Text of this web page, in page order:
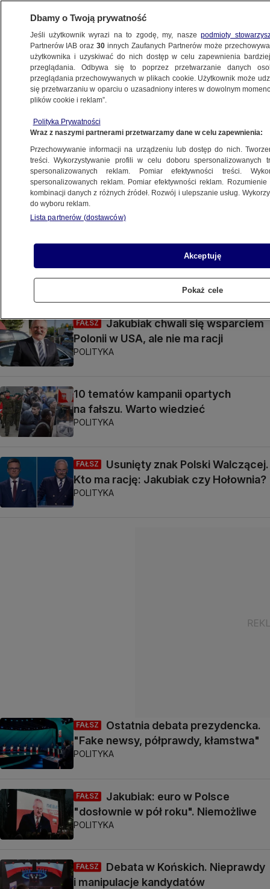
KONKRET24
MAREK JAKUBIAK
"WHO wydała wyrok na rolników"?
Jak polski tytoń podpala polityków
Zuzanna Karczewska
"Europejska policja"? Co oznacza
naszywka na mundurze policjanta
POLSKA
FAŁSZ
Warszawa "nakazuje
komisariatom policji" zatrudniać
Ukraińców? To fałszywka
Jan Kunert
FAŁSZ
Jakubiak chwali się wsparciem
Polonii w USA, ale nie ma racji
POLITYKA
10 tematów kampanii opartych
na fałszu. Warto wiedzieć
POLITYKA
FAŁSZ
Usunięty znak Polski Walczącej.
Kto ma rację: Jakubiak czy Hołownia?
POLITYKA
FAŁSZ
Ostatnia debata prezydencka.
"Fake newsy, półprawdy, kłamstwa"
POLITYKA
FAŁSZ
Jakubiak: euro w Polsce
"dosłownie w pół roku". Niemożliwe
POLITYKA
FAŁSZ
Debata w Końskich. Nieprawdy
i manipulacje kandydatów
Dbamy o Twoją prywatność
Jeśli użytkownik wyrazi na to zgodę, my, naszepodmioty
Partnerów IAB oraz30 innych Zaufanych Partnerów może
użytkownika i uzyskiwać do nich dostęp w celu zapewnienia
przeglądania. Odbywa się to poprzez przetwarzanie danych
przeglądania przechowywanych w plikach cookie. Użytkownik może
się przetwarzaniu w oparciu o uzasadniony interes w dowolnym
plików cookie i reklam”.
Polityka Prywatności
Wraz z naszymi partnerami przetwarzamy dane w celu zapewnienia:
Przechowywanie informacji na urządzeniu lub dostęp do nich.
treści. Wykorzystywanie profili w celu doboru spersonalizowanych
spersonalizowanych reklam. Pomiar efektywności treści.
spersonalizowanych reklam. Pomiar efektywności reklam.
kombinacji danych z różnych źródeł. Rozwój i ulepszanie usług.
do wyboru reklam.
Lista partnerów (dostawców)
Akceptuję
Pokaż cele